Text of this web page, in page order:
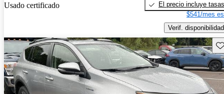
Usado certificado
El precio incluye tasas
$541/mes
Verif. disponibilidad